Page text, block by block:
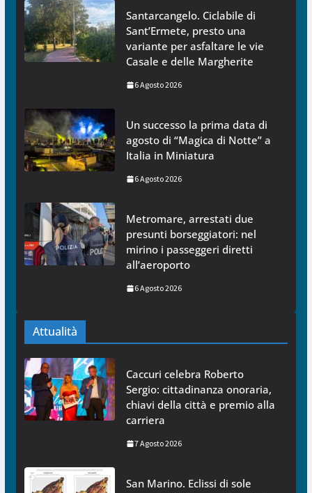
Santarcangelo. Ciclabile di
Sant’Ermete, presto una
variante per asfaltare le vie
Casale e delle Margherite
6 Agosto 2026
Un successo la prima data di
agosto di “Magica di Notte” a
Italia in Miniatura
6 Agosto 2026
Metromare, arrestati due
presunti borseggiatori: nel
mirino i passeggeri diretti
all’aeroporto
6 Agosto 2026
Attualità
Caccuri celebra Roberto
Sergio: cittadinanza onoraria,
chiavi della città e premio alla
carriera
7 Agosto 2026
San Marino. Eclissi di sole